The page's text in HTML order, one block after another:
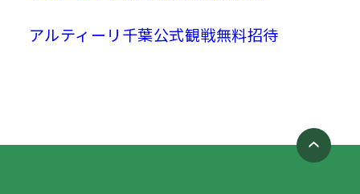
アルティーリ千葉公式観戦無料招待